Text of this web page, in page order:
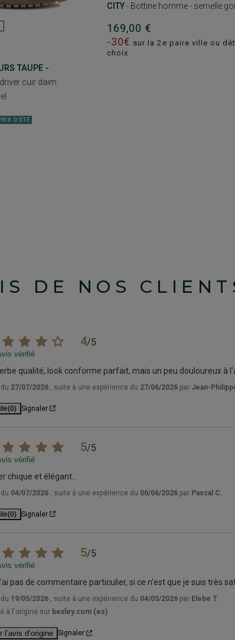
TAUPE -
cuir daim
D'ÉTÉ
CITY- Bottine homme - semelle
169,00 €
-30€ sur la 2e paire ville ou
choix
DE NOS
4/5
vérifié
qualité, look conforme parfait, mais un peu douloureux à
27/07/2026 , suite à une expérience du 27/06/2026 par Jean-
(0) Signaler
5/5
vérifié
chique et élégant...
04/07/2026 , suite à une expérience du 06/06/2026 par Pascal C.
(0) Signaler
5/5
vérifié
pas de commentaire particulier, si ce n'est que je suis très
19/05/2026 , suite à une expérience du 04/05/2026 par Elebe T.
à l'origine sur bexley.com (es)
l’avis d’origine Signaler